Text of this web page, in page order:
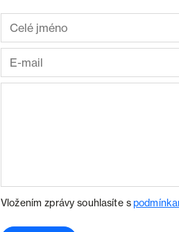
Vložením zprávy souhlasíte s